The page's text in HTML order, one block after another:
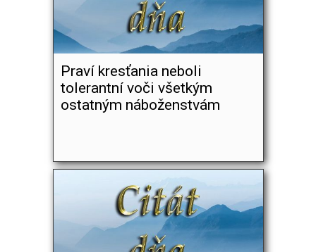
Praví kresťania neboli
tolerantní voči všetkým
ostatným náboženstvám